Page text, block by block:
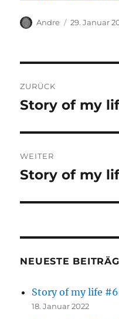
Autor
Andre 29. Januar
ZURÜCK
Vorheriger
Story of my
WEITER
Nächster
Story of my
NEUESTE
Story of my life
18. Januar 2022